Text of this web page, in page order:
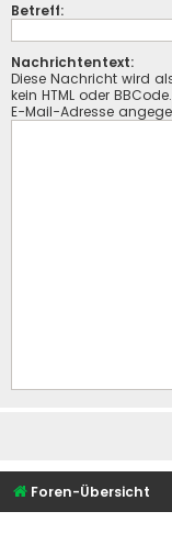
Betreff:
Nachrichtentext:
Diese Nachricht wird
kein HTML oder
E-Mail-Adresse
Foren-Übersicht